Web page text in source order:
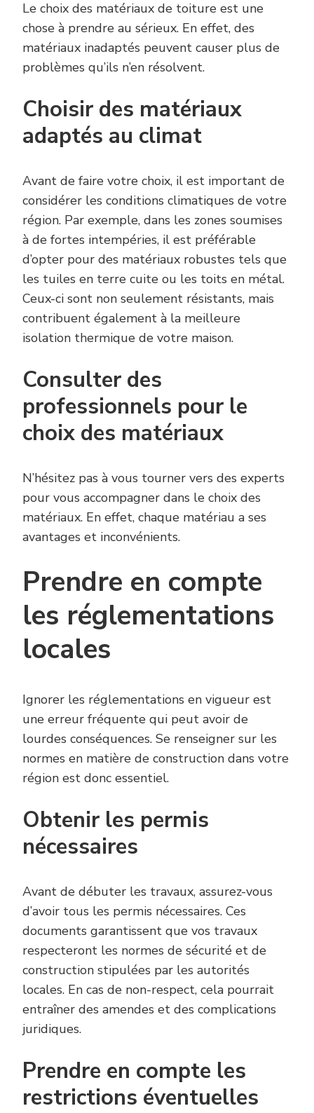
Le choix des matériaux de toiture est une
chose à prendre au sérieux. En effet, des
matériaux inadaptés peuvent causer plus de
problèmes qu’ils n’en résolvent.
Choisir des matériaux
adaptés au climat
Avant de faire votre choix, il est important de
considérer les conditions climatiques de votre
région. Par exemple, dans les zones soumises
à de fortes intempéries, il est préférable
d’opter pour des matériaux robustes tels que
les tuiles en terre cuite ou les toits en métal.
Ceux-ci sont non seulement résistants, mais
contribuent également à la meilleure
isolation thermique de votre maison.
Consulter des
professionnels pour le
choix des matériaux
N’hésitez pas à vous tourner vers des experts
pour vous accompagner dans le choix des
matériaux. En effet, chaque matériau a ses
avantages et inconvénients.
Prendre en compte
les réglementations
locales
Ignorer les réglementations en vigueur est
une erreur fréquente qui peut avoir de
lourdes conséquences. Se renseigner sur les
normes en matière de construction dans votre
région est donc essentiel.
Obtenir les permis
nécessaires
Avant de débuter les travaux, assurez-vous
d’avoir tous les permis nécessaires. Ces
documents garantissent que vos travaux
respecteront les normes de sécurité et de
construction stipulées par les autorités
locales. En cas de non-respect, cela pourrait
entraîner des amendes et des complications
juridiques.
Prendre en compte les
restrictions éventuelles